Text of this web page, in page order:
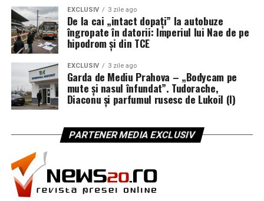
EXCLUSIV 3 zile ago
De la cai „intact dopați” la autobuze
îngropate în datorii: Imperiul lui Nae de pe
hipodrom și din TCE
EXCLUSIV 3 zile ago
Garda de Mediu Prahova – „Bodycam pe
mute și nasul înfundat”. Tudorache,
Diaconu și parfumul rusesc de Lukoil (I)
PARTENER MEDIA EXCLUSIV